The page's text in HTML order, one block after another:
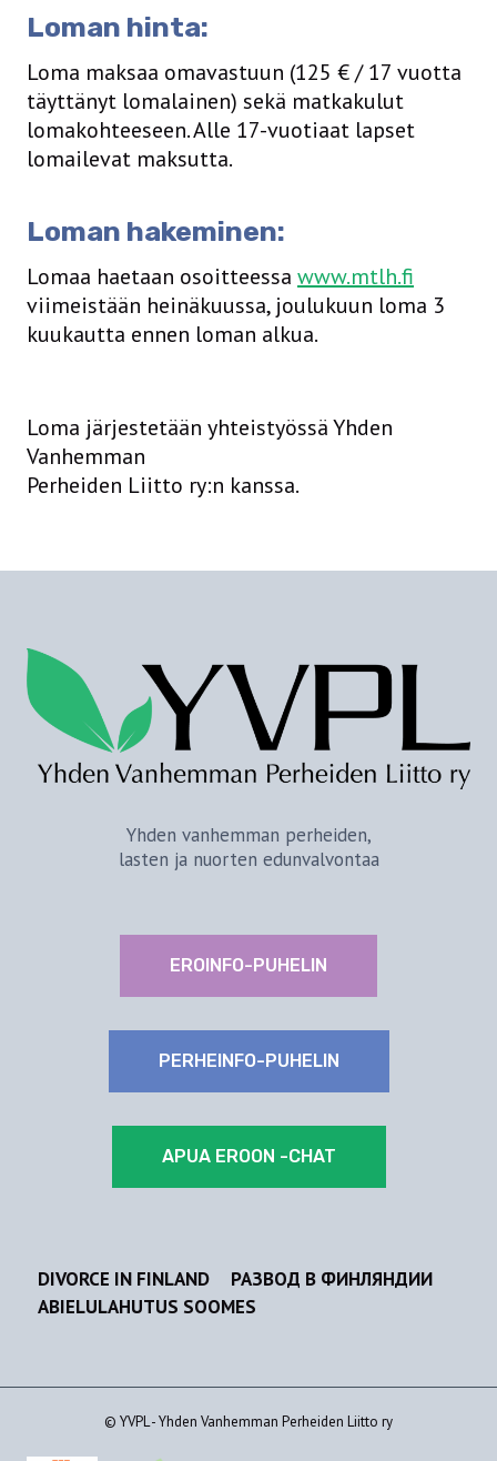
Loman hinta:
Loma maksaa omavastuun (125 € / 17 vuotta
täyttänyt lomalainen) sekä matkakulut
lomakohteeseen. Alle 17-vuotiaat lapset
lomailevat maksutta.
Loman hakeminen:
Lomaa haetaan osoitteessa www.mtlh.fi
viimeistään heinäkuussa, joulukuun loma 3
kuukautta ennen loman alkua.
Loma järjestetään yhteistyössä Yhden
Vanhemman
Perheiden Liitto ry:n kanssa.
Yhden vanhemman perheiden,
lasten ja nuorten edunvalvontaa
EROINFO-PUHELIN
PERHEINFO-PUHELIN
APUA EROON -CHAT
DIVORCE IN FINLAND
РАЗВОД В ФИНЛЯНДИИ
ABIELULAHUTUS SOOMES
© YVPL - Yhden Vanhemman Perheiden Liitto ry